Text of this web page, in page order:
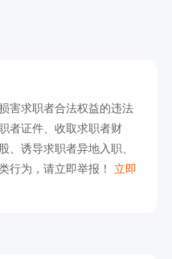
电话销售工作模式。
害求职者合法权益的违法
者证件、收取求职者财
、诱导求职者异地入职、
行为，请立即举报！ 立即